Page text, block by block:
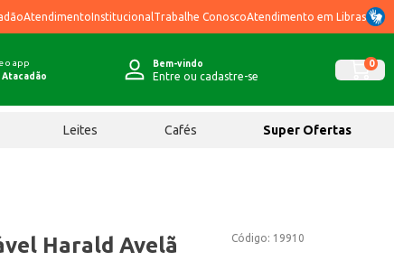
AtendimentoInstitucional Trabalhe ConoscoAtendimento em Libras
o app
Atacadão
Bem-vindo
Entre ou cadastre-se
0
Leites Cafés Super Ofertas
Código: 19910
Harald Avelã